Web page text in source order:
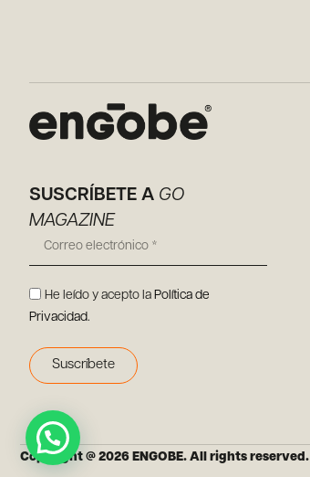
SUSCRÍBETE A GO
MAGAZINE
He leído y acepto la Política de
Privacidad.
Suscríbete
Copyright @ 2026 ENGOBE. All rights reserved.